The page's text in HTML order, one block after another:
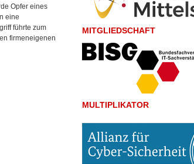
Opfer eines
eine
führte zum
firmeneigenen
MITGLIEDSCHAFT
MULTIPLIKATOR